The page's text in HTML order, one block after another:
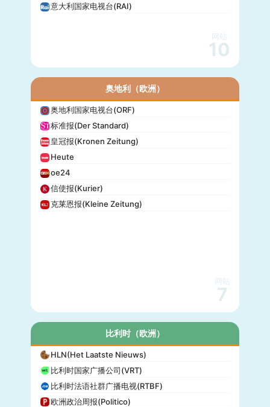
意大利国家电视台(RAI)
网站
10
奥地利（欧洲）
奥地利国家电视台(ORF)
标准报(Der Standard)
皇冠报(Kronen Zeitung)
Heute
oe24
信使报(Kurier)
克莱恩报(Kleine Zeitung)
网站
7
比利时（欧洲）
HLN(Het Laatste Nieuws)
比利时国家广播公司(VRT)
比利时法语社群广播电视(RTBF)
欧洲政治周报(Politico)